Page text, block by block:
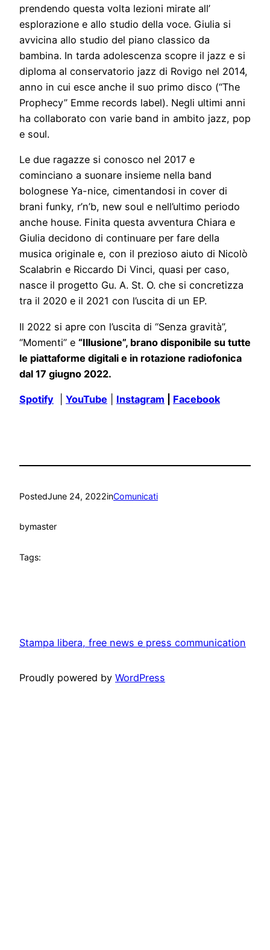
prendendo questa volta lezioni mirate all’
esplorazione e allo studio della voce. Giulia si
avvicina allo studio del piano classico da
bambina. In tarda adolescenza scopre il jazz e si
diploma al conservatorio jazz di Rovigo nel 2014,
anno in cui esce anche il suo primo disco (“The
Prophecy” Emme records label). Negli ultimi anni
ha collaborato con varie band in ambito jazz, pop
e soul.
Le due ragazze si conosco nel 2017 e
cominciano a suonare insieme nella band
bolognese Ya-nice, cimentandosi in cover di
brani funky, r’n’b, new soul e nell’ultimo periodo
anche house. Finita questa avventura Chiara e
Giulia decidono di continuare per fare della
musica originale e, con il prezioso aiuto di Nicolò
Scalabrin e Riccardo Di Vinci, quasi per caso,
nasce il progetto Gu. A. St. O. che si concretizza
tra il 2020 e il 2021 con l’uscita di un EP.
Il 2022 si apre con l’uscita di “Senza gravità”,
“Momenti” e “Illusione”, brano disponibile su tutte
le piattaforme digitali e in rotazione radiofonica
dal 17 giugno 2022.
Spotify YouTube Instagram Facebook
PostedJune 24, 2022inComunicati
bymaster
Tags:
Stampa libera, free news e press communication
Proudly powered by WordPress